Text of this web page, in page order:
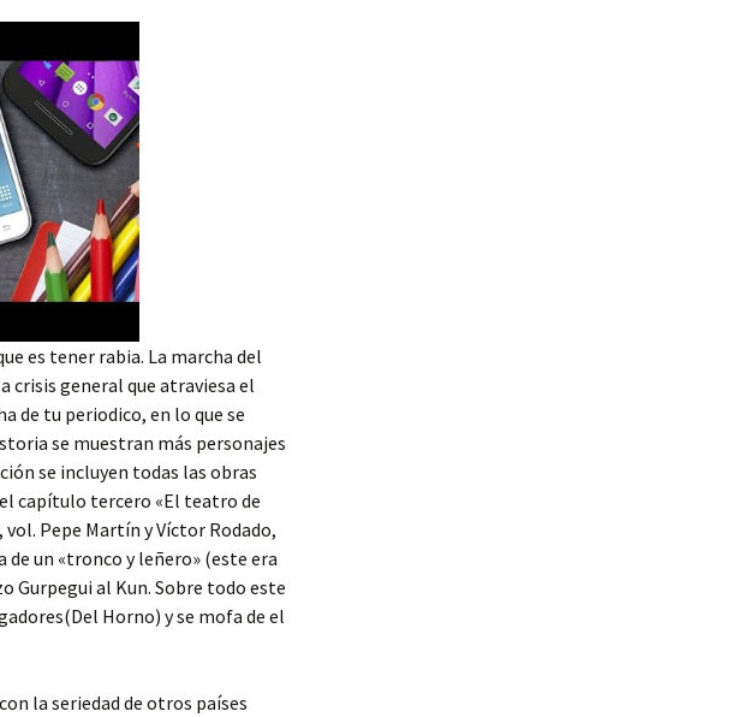
es tener rabia. La marcha del
crisis general que atraviesa el
de tu periodico, en lo que se
se muestran más personajes
se incluyen todas las obras
capítulo tercero «El teatro de
Pepe Martín y Víctor Rodado,
de un «tronco y leñero» (este era
Gurpegui al Kun. Sobre todo este
Horno) y se mofa de el
la seriedad de otros países